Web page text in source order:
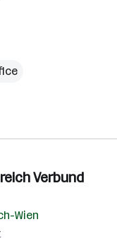
Verbund
Wien